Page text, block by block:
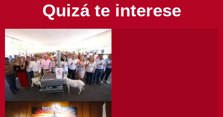
Quizá te interese